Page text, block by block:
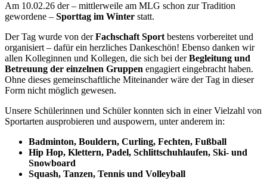
Am 10.02.26 der – mittlerweile am MLG schon zur Tradition
gewordene – Sporttag im Winter statt.
Der Tag wurde von derFachschaft Sport bestens vorbereitet und
organisiert – dafür ein herzliches Dankeschön! Ebenso danken wir
allen Kolleginnen und Kollegen, die sich bei derBegleitung und
Betreuung der einzelnen Gruppen engagiert eingebracht haben.
Ohne dieses gemeinschaftliche Miteinander wäre der Tag in dieser
Form nicht möglich gewesen.
Unsere Schülerinnen und Schüler konnten sich in einer Vielzahl von
Sportarten ausprobieren und auspowern, unter anderem in:
Badminton, Bouldern, Curling, Fechten, Fußball
Hip Hop, Klettern, Padel, Schlittschuhlaufen, Ski- und
Snowboard
Squash, Tanzen, Tennis und Volleyball